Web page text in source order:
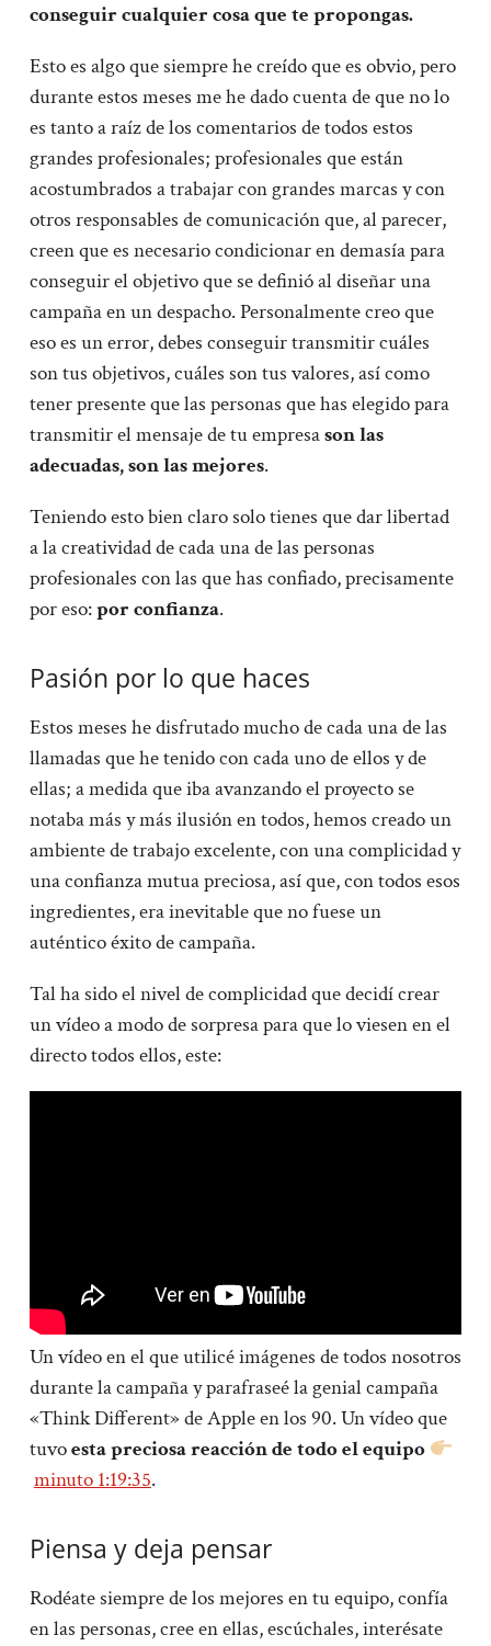
conseguir cualquier cosa que te propongas.
Esto es algo que siempre he creído que es obvio, pero
durante estos meses me he dado cuenta de que no lo
es tanto a raíz de los comentarios de todos estos
grandes profesionales; profesionales que están
acostumbrados a trabajar con grandes marcas y con
otros responsables de comunicación que, al parecer,
creen que es necesario condicionar en demasía para
conseguir el objetivo que se definió al diseñar una
campaña en un despacho. Personalmente creo que
eso es un error, debes conseguir transmitir cuáles
son tus objetivos, cuáles son tus valores, así como
tener presente que las personas que has elegido para
transmitir el mensaje de tu empresason las
adecuadas, son las mejores.
Teniendo esto bien claro solo tienes que dar libertad
a la creatividad de cada una de las personas
profesionales con las que has confiado, precisamente
por eso:por confianza.
Pasión por lo que haces
Estos meses he disfrutado mucho de cada una de las
llamadas que he tenido con cada uno de ellos y de
ellas; a medida que iba avanzando el proyecto se
notaba más y más ilusión en todos, hemos creado un
ambiente de trabajo excelente, con una complicidad y
una confianza mutua preciosa, así que, con todos esos
ingredientes, era inevitable que no fuese un
auténtico éxito de campaña.
Tal ha sido el nivel de complicidad que decidí crear
un vídeo a modo de sorpresa para que lo viesen en el
directo todos ellos, este:
Un vídeo en el que utilicé imágenes de todos nosotros
durante la campaña y parafraseé la genial campaña
«Think Different» de Apple en los 90. Un vídeo que
tuvoesta preciosa reacción de todo el equipo
minuto 1:19:35.
Piensa y deja pensar
Rodéate siempre de los mejores en tu equipo, confía
en las personas, cree en ellas, escúchales, interésate